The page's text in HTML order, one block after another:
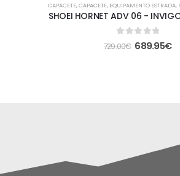
CAPACETE,CAPACETE, EQUIPAMENTO ESTRADA,
SHOEI HORNET ADV 06 -
out of 5
729.00€ 689.95€